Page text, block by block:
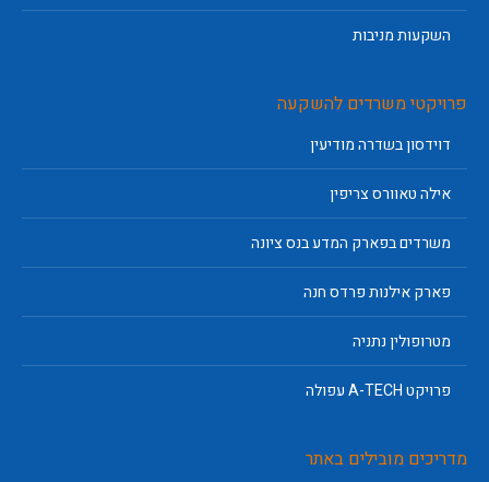
השקעות מניבות
פרויקטי משרדים להשקעה
דוידסון בשדרה מודיעין
אילה טאוורס צריפין
משרדים בפארק המדע בנס ציונה
פארק אילנות פרדס חנה
מטרופולין נתניה
פרויקט A-TECH עפולה
מדריכים מובילים באתר